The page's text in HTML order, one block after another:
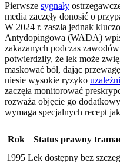
Pierwsze sygnały
media zaczęły donosić o
W 2024 r. zaszła jednak
Antydopingowa (WADA)
zakazanych podczas
potwierdziły, że lek może
maskować ból, dając
niesie wysokie ryzyko
zaczęła monitorować
rozważa objęcie go
wymaga specjalnych recept jak
Rok Status prawny
1995 Lek dostępny bez